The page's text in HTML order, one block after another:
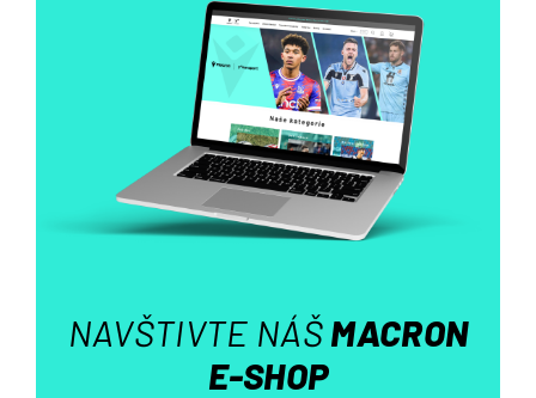
c
í
p
r
v
k
y
v
ý
u
NAVŠTIVTE NÁŠMACRON
E-SHOP